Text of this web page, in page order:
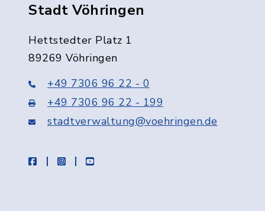
Stadt Vöhringen
Hettstedter Platz 1
89269 Vöhringen
+49 7306 96 22 - 0
+49 7306 96 22 - 199
stadtverwaltung@voehringen.de
facebookinstagramyoutube